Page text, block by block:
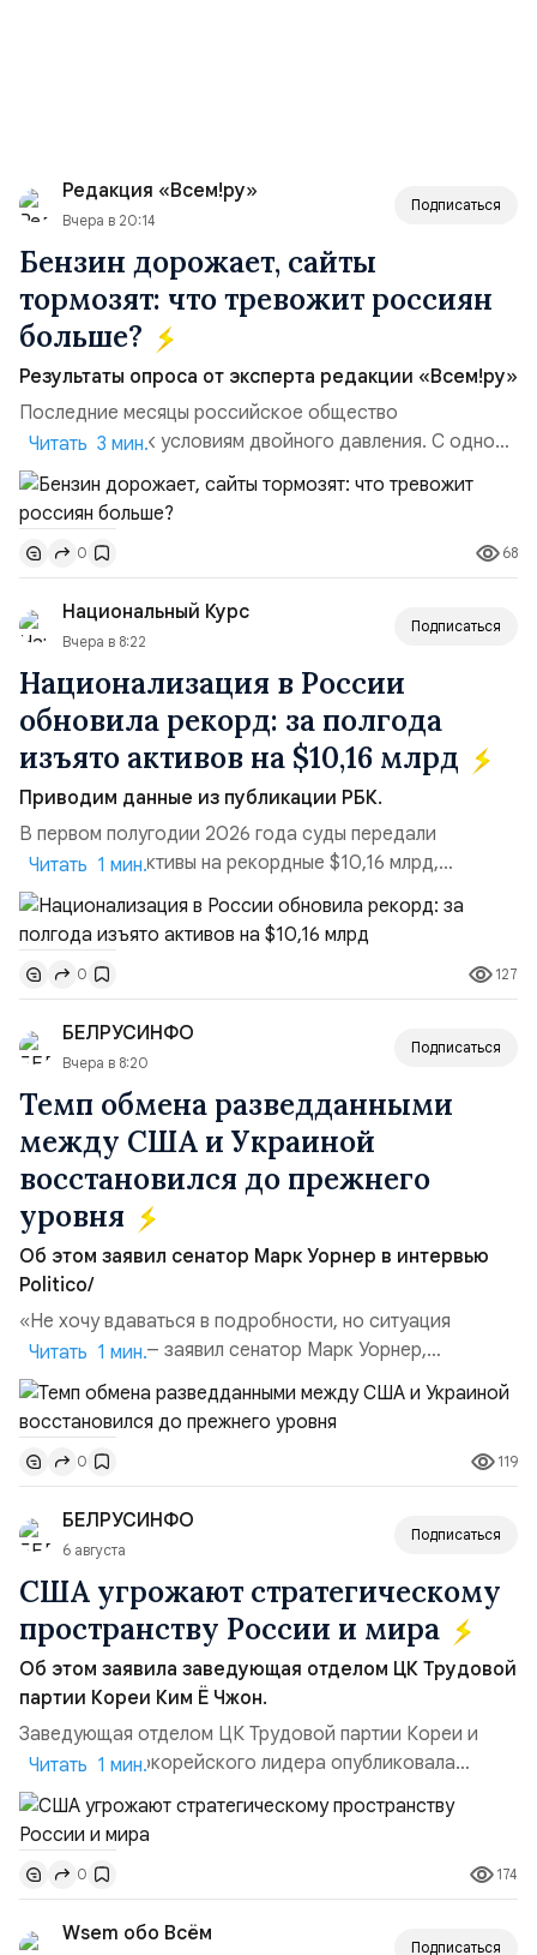
Редакция «Всем!ру»
Вчера в 20:14
Подписаться
Бензин дорожает, сайты
тормозят: что тревожит россиян
больше?
Результаты опроса от эксперта редакции «Всем!ру»
Последние месяцы российское общество
адаптируется к условиям двойного давления. С одной
стороны, происходит рост цен на товары первой
необходимости, инфляция и локальные сбои в
поставках бензина. А с другой – технологическая
турбулентность: перебои в работе интернета,
блокировки сайтов, необходимость осваивать VPN и
российские платформы.Что из этого бье...
Читать 3 мин.
0 68
Национальный Курс
Вчера в 8:22
Подписаться
Национализация в России
обновила рекорд: за полгода
изъято активов на $10,16 млрд
Приводим данные из публикации РБК.
В первом полугодии 2026 года суды передали
государству активы на рекордные $10,16 млрд,
подсчитали аналитики AK&M. Это в 2,5 раза больше,
чем за аналогичный период 2025 года ($3,95 млрд).
Всего зафиксировано 15 национализационных
транзакций, которые обеспечили 42,2% денежного
объёма всего российского рынка слияний и
поглощений. Крупнейшей ...
Читать 1 мин.
0 127
БЕЛРУСИНФО
Вчера в 8:20
Подписаться
Темп обмена разведданными
между США и Украиной
восстановился до прежнего
уровня
Об этом заявил сенатор Марк Уорнер в интервью
Politico/
«Не хочу вдаваться в подробности, но ситуация
улучшилась», — заявил сенатор Марк Уорнер,
высокопоставленный член комитета по разведке,
добавив, что использование Украиной беспилотников и
ракет большой дальности позволило ей наносить
удары вглубь российской территории и укрепило её
позиции.Сотрудничество со стороны США стало
ключом к позитивному пов...
Читать 1 мин.
0 119
БЕЛРУСИНФО
6 августа
Подписаться
США угрожают стратегическому
пространству России и мира
Об этом заявила заведующая отделом ЦК Трудовой
партии Кореи Ким Ё Чжон.
Заведующая отделом ЦК Трудовой партии Кореи и
сестра северокорейского лидера опубликовала
заявление для прессы в ответ на проведение Токио
совместных с флотом США запусков крылатых ракет
Томагавк.«Япония отбросила обманчивую видимость
„исключительно оборонительной страны“ и выносит
вопрос о собственном ядерном вооружении на
всеобщее обозрение, одновреме...
Читать 1 мин.
0 174
Wsem обо Всём
Подписаться